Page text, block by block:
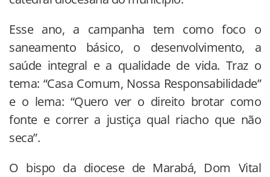
Esse ano, a campanha tem como foco o
saneamento básico, o desenvolvimento, a
saúde integral e a qualidade de vida. Traz o
tema: “Casa Comum, Nossa Responsabilidade”
e o lema: “Quero ver o direito brotar como
fonte e correr a justiça qual riacho que não
seca”.
O bispo da diocese de Marabá, Dom Vital